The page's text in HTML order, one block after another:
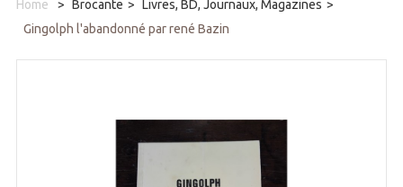
Home > Brocante > Livres, BD, Journaux, Magazines >
Gingolph l'abandonné par rené Bazin